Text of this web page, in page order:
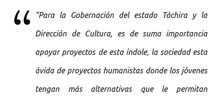
“Para la Gobernación del estado Táchira y la
Dirección de Cultura, es de suma importancia
apoyar proyectos de esta índole, la sociedad esta
ávida de proyectos humanistas donde los jóvenes
tengan más alternativas que le permitan